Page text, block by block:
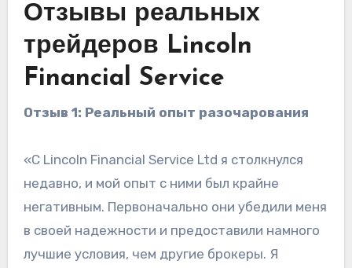
Отзывы реальных
трейдеров Lincoln
Financial Service
Отзыв 1: Реальный опыт разочарования
«С Lincoln Financial Service Ltd я столкнулся
недавно, и мой опыт с ними был крайне
негативным. Первоначально они убедили меня
в своей надежности и предоставили намного
лучшие условия, чем другие брокеры. Я